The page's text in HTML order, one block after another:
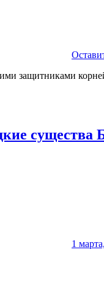
защитниками
существа
1